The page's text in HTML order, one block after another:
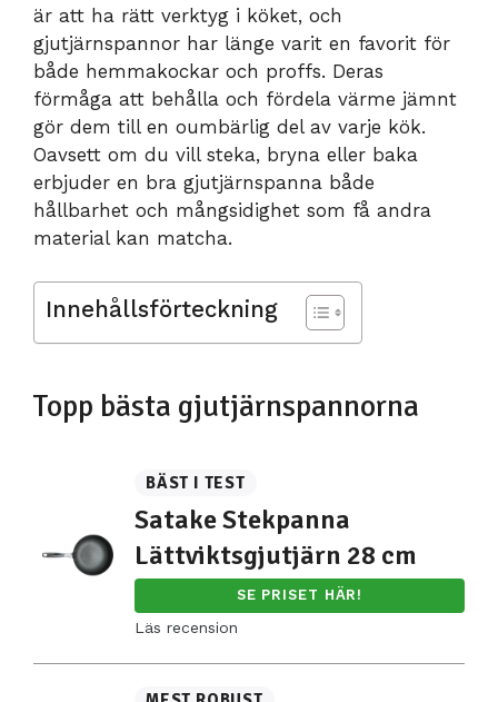
är att ha rätt verktyg i köket, och
gjutjärnspannor har länge varit en favorit för
både hemmakockar och proffs. Deras
förmåga att behålla och fördela värme jämnt
gör dem till en oumbärlig del av varje kök.
Oavsett om du vill steka, bryna eller baka
erbjuder en bra gjutjärnspanna både
hållbarhet och mångsidighet som få andra
material kan matcha.
Innehållsförteckning
Topp bästa gjutjärnspannorna
BÄST I TEST
Satake Stekpanna
Lättviktsgjutjärn 28 cm
SE PRISET HÄR!
Läs recension